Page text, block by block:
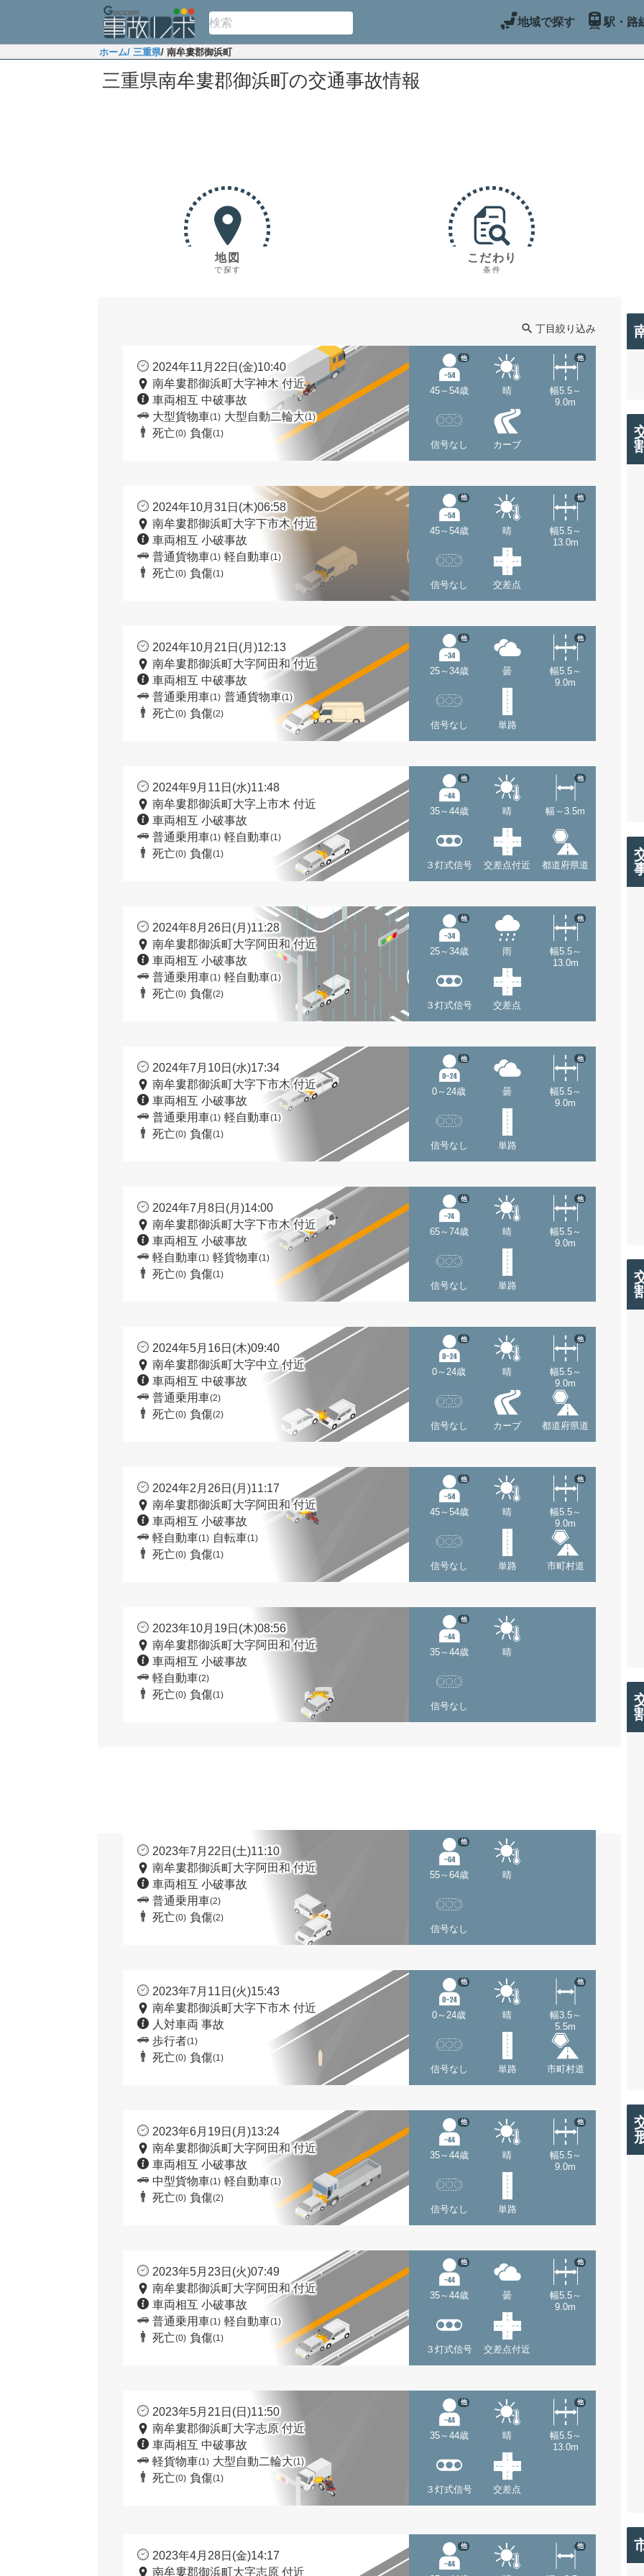
地域で探す 駅・路
ホーム/ 三重県/ 南牟婁郡御浜町
三重県南牟婁郡御浜町の交通事故情報
地図
で探す
こだわり
条件
丁目絞り込み
2024年11月22日(金)10:40
南牟婁郡御浜町大字神木 付近
車両相互 中破事故
大型貨物車(1) 大型自動二輪大(1)
死亡(0) 負傷(1)
45～54歳
他
晴
幅5.5～
9.0m
他
信号なし カーブ
2024年10月31日(木)06:58
南牟婁郡御浜町大字下市木 付近
車両相互 小破事故
普通貨物車(1) 軽自動車(1)
死亡(0) 負傷(1)
45～54歳
他
晴
幅5.5～
13.0m
他
信号なし 交差点
2024年10月21日(月)12:13
南牟婁郡御浜町大字阿田和 付近
車両相互 中破事故
普通乗用車(1) 普通貨物車(1)
死亡(0) 負傷(2)
25～34歳
他
曇
幅5.5～
9.0m
他
信号なし 単路
2024年9月11日(水)11:48
南牟婁郡御浜町大字上市木 付近
車両相互 小破事故
普通乗用車(1) 軽自動車(1)
死亡(0) 負傷(1)
35～44歳
他
晴 幅～3.5m
他
３灯式信号 交差点付近 都道府県道
2024年8月26日(月)11:28
南牟婁郡御浜町大字阿田和 付近
車両相互 小破事故
普通乗用車(1) 軽自動車(1)
死亡(0) 負傷(2)
25～34歳
他
雨
幅5.5～
13.0m
他
３灯式信号 交差点
2024年7月10日(水)17:34
南牟婁郡御浜町大字下市木 付近
車両相互 小破事故
普通乗用車(1) 軽自動車(1)
死亡(0) 負傷(1)
0～24歳
他
曇
幅5.5～
9.0m
他
信号なし 単路
2024年7月8日(月)14:00
南牟婁郡御浜町大字下市木 付近
車両相互 小破事故
軽自動車(1) 軽貨物車(1)
死亡(0) 負傷(1)
65～74歳
他
晴
幅5.5～
9.0m
他
信号なし 単路
2024年5月16日(木)09:40
南牟婁郡御浜町大字中立 付近
車両相互 中破事故
普通乗用車(2)
死亡(0) 負傷(2)
0～24歳
他
晴
幅5.5～
9.0m
他
信号なし カーブ 都道府県道
2024年2月26日(月)11:17
南牟婁郡御浜町大字阿田和 付近
車両相互 小破事故
軽自動車(1) 自転車(1)
死亡(0) 負傷(1)
45～54歳
他
晴
幅5.5～
9.0m
他
信号なし 単路 市町村道
2023年10月19日(木)08:56
南牟婁郡御浜町大字阿田和 付近
車両相互 小破事故
軽自動車(2)
死亡(0) 負傷(1)
35～44歳
他
晴
信号なし
2023年7月22日(土)11:10
南牟婁郡御浜町大字阿田和 付近
車両相互 小破事故
普通乗用車(2)
死亡(0) 負傷(2)
55～64歳
他
晴
信号なし
2023年7月11日(火)15:43
南牟婁郡御浜町大字下市木 付近
人対車両 事故
歩行者(1)
死亡(0) 負傷(1)
0～24歳
他
晴
幅3.5～
5.5m
他
信号なし 単路 市町村道
2023年6月19日(月)13:24
南牟婁郡御浜町大字阿田和 付近
車両相互 小破事故
中型貨物車(1) 軽自動車(1)
死亡(0) 負傷(2)
35～44歳
他
晴
幅5.5～
9.0m
他
信号なし 単路
2023年5月23日(火)07:49
南牟婁郡御浜町大字阿田和 付近
車両相互 小破事故
普通乗用車(1) 軽自動車(1)
死亡(0) 負傷(1)
35～44歳
他
曇
幅5.5～
9.0m
他
３灯式信号 交差点付近
2023年5月21日(日)11:50
南牟婁郡御浜町大字志原 付近
車両相互 中破事故
軽貨物車(1) 大型自動二輪大(1)
死亡(0) 負傷(1)
35～44歳
他
晴
幅5.5～
13.0m
他
３灯式信号 交差点
2023年4月28日(金)14:17
南牟婁郡御浜町大字志原 付近
他 他